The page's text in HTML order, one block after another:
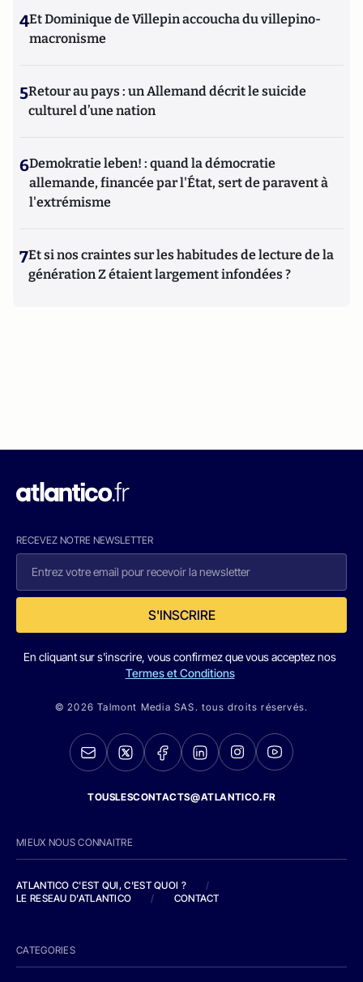
4Et Dominique de Villepin accoucha du villepino-
macronisme
5Retour au pays : un Allemand décrit le suicide
culturel d’une nation
6Demokratie leben! : quand la démocratie
allemande, financée par l'État, sert de paravent à
l'extrémisme
7Et si nos craintes sur les habitudes de lecture de la
génération Z étaient largement infondées ?
RECEVEZ NOTRE NEWSLETTER
S'INSCRIRE
En cliquant sur s'inscrire, vous confirmez que vous acceptez nos
Termes et Conditions
© 2026 Talmont Media SAS. tous droits réservés.
TOUSLESCONTACTS@ATLANTICO.FR
MIEUX NOUS CONNAITRE
ATLANTICO C'EST QUI, C'EST QUOI ?
/
LE RESEAU D'ATLANTICO
/ CONTACT
CATEGORIES